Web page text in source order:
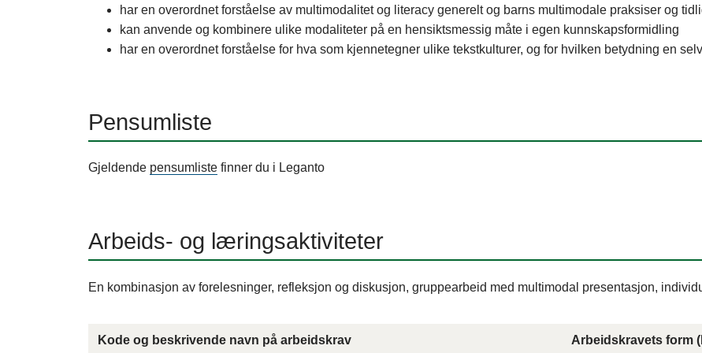
har en overordnet forståelse av multimodalitet og literacy generelt og barns multimodale praksiser og
kan anvende og kombinere ulike modaliteter på en hensiktsmessig måte i egen kunnskapsformidling
har en overordnet forståelse for hva som kjennetegner ulike tekstkulturer, og for hvilken betydning en
Pensumliste
Gjeldende pensumliste finner du i Leganto
Arbeids- og læringsaktiviteter
En kombinasjon av forelesninger, refleksjon og diskusjon, gruppearbeid med multimodal presentasjon,
Kode og beskrivende navn på arbeidskrav Arbeidskravets form